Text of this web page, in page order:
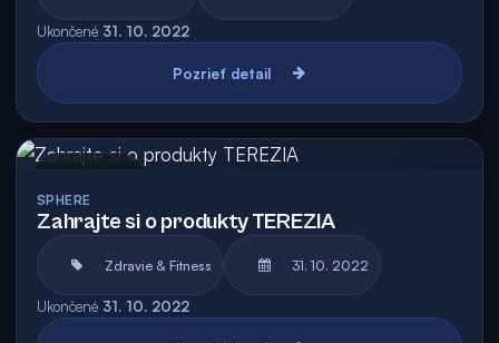
Ukončené 31. 10. 2022
Pozrieť detail
SPHERE
Zahrajte si o produkty TEREZIA
Zdravie & Fitness 31. 10. 2022
Ukončené 31. 10. 2022